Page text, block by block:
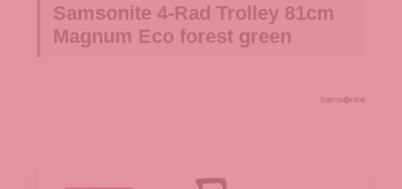
Samsonite 4-Rad Trolley 81cm
Magnum Eco forest green